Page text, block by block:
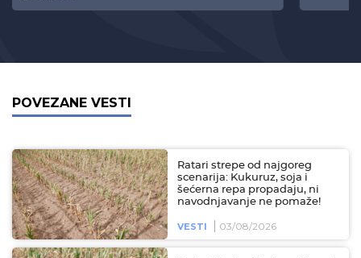
POVEZANE VESTI
Ratari strepe od najgoreg
scenarija: Kukuruz, soja i
šećerna repa propadaju, ni
navodnjavanje ne pomaže!
VESTI 03/08/2026